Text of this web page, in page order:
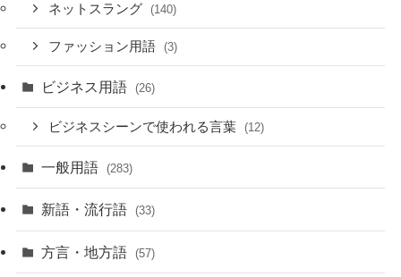
ネットスラング (140)
ファッション用語 (3)
ビジネス用語 (26)
ビジネスシーンで使われる言葉 (12)
一般用語 (283)
新語・流行語 (33)
方言・地方語 (57)